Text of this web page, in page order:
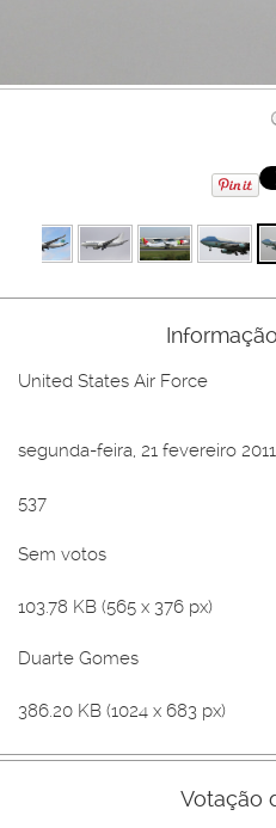
United States Air Force
segunda-feira, 21 fevereiro 2011
537
Sem votos
103.78 KB (565 x 376 px)
Duarte Gomes
386.20 KB (1024 x 683 px)
Votação